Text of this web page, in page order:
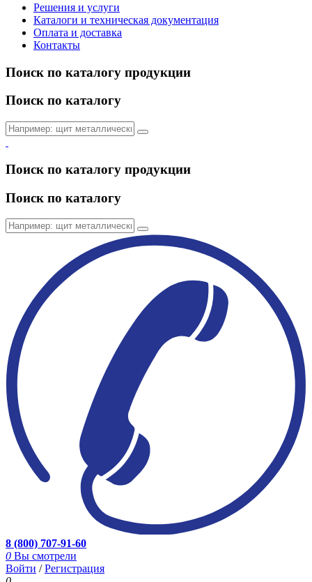
Решения и услуги
Каталоги и техническая документация
Оплата и доставка
Контакты
Поиск по каталогу продукции
Поиск по каталогу
Поиск по каталогу продукции
Поиск по каталогу
8 (800) 707-91-60
0 Вы смотрели
Войти /Регистрация